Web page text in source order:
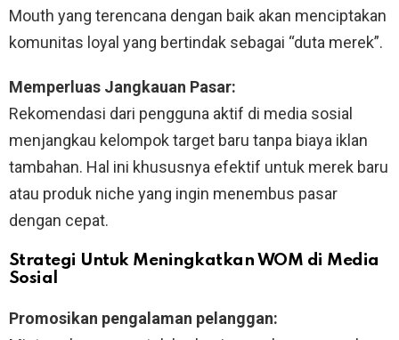
Mouth yang terencana dengan baik akan menciptakan
komunitas loyal yang bertindak sebagai “duta merek”.
Memperluas Jangkauan Pasar:
Rekomendasi dari pengguna aktif di media sosial
menjangkau kelompok target baru tanpa biaya iklan
tambahan. Hal ini khususnya efektif untuk merek baru
atau produk niche yang ingin menembus pasar
dengan cepat.
Strategi Untuk Meningkatkan WOM di Media
Sosial
Promosikan pengalaman pelanggan: